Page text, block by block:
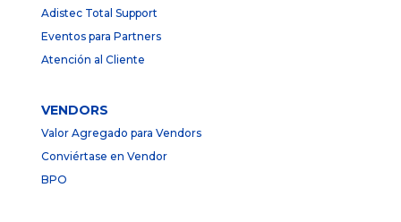
Adistec Total Support
Eventos para Partners
Atención al Cliente
VENDORS
Valor Agregado para Vendors
Conviértase en Vendor
BPO